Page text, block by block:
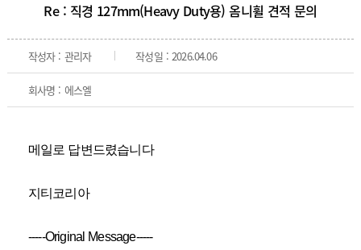
Re : 직경 127mm(Heavy Duty용) 옴니휠 견적 문의
작성자 : 관리자 작성일 : 2026.04.06
회사명 : 에스엘
메일로 답변드렸습니다
지티코리아
-----Original Message-----